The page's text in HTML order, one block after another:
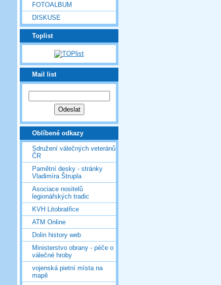
FOTOALBUM
DISKUSE
Toplist
Mail list
Oblíbené odkazy
Sdružení válečných veteránů
ČR
Pamětní desky - stránky
Vladimíra Štrupla
Asociace nositelů
legionářských tradic
KVH Litobratřice
ATM Online
Dolin history web
Ministerstvo obrany - péče o
válečné hroby
vojenská pietní místa na
mapě